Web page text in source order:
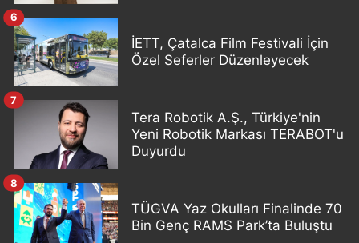
İETT, Çatalca Film Festivali İçin
Özel Seferler Düzenleyecek
6
Tera Robotik A.Ş., Türkiye'nin
Yeni Robotik Markası TERABOT'u
Duyurdu
7
TÜGVA Yaz Okulları Finalinde 70
Bin Genç RAMS Park’ta Buluştu
8